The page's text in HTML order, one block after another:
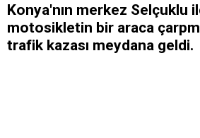
Konya'nın merkez Selçuklu
motosikletin bir araca
trafik kazası meydana geldi.